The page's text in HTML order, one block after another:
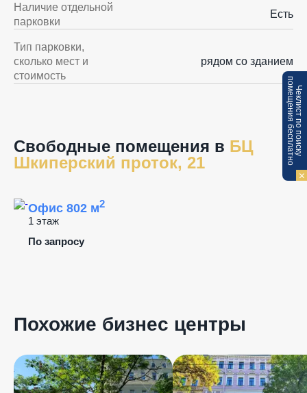
Наличие отдельной
парковки
Есть
Тип парковки,
сколько мест и
стоимость
рядом со зданием
Свободные помещения в БЦ
Шкиперский проток, 21
Офис 802 м2
1 этаж
По запросу
Похожие бизнес центры
Ч
е
к
л
и
с
т
п
о
п
о
и
с
к
у
по
м
е
щ
е
н
и
я
б
е
с
п
л
а
т
н
о
×